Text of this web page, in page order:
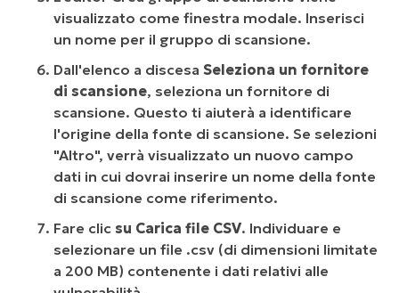
visualizzato come finestra modale. Inserisci
un nome per il gruppo di scansione.
Dall'elenco a discesa Seleziona un fornitore
di scansione, seleziona un fornitore di
scansione. Questo ti aiuterà a identificare
l'origine della fonte di scansione. Se selezioni
"Altro", verrà visualizzato un nuovo campo
dati in cui dovrai inserire un nome della fonte
di scansione come riferimento.
Fare clic su Carica file CSV. Individuare e
selezionare un file .csv (di dimensioni limitate
a 200 MB) contenente i dati relativi alle